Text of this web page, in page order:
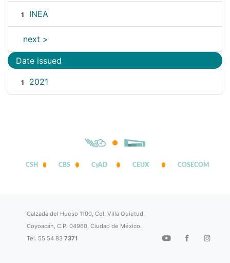
1 INEA
next >
Date issued
1 2021
CSH CBS CyAD CEUX COSECOM
Calzada del Hueso 1100, Col. Villa Quietud,
Coyoacán, C.P. 04960, Ciudad de México.
Tel. 55 54 837371